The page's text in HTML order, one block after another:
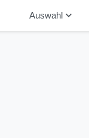
Auswahlkeyboard_arrow_down